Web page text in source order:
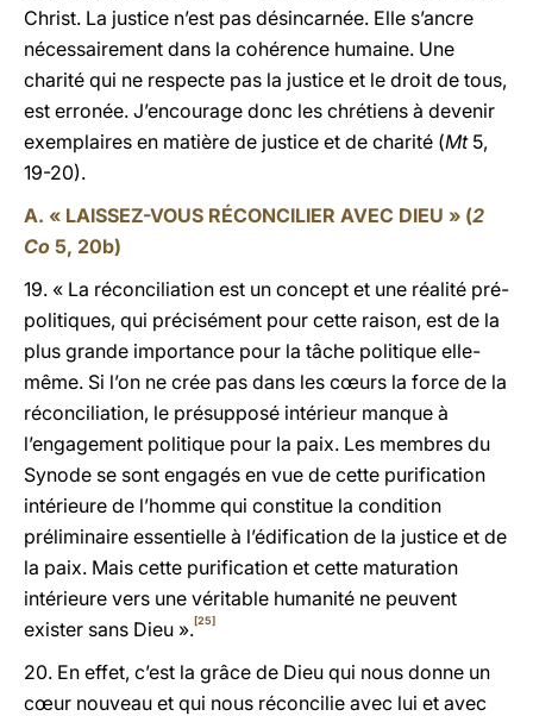
Christ. La justice n’est pas désincarnée. Elle s’ancre
nécessairement dans la cohérence humaine. Une
charité qui ne respecte pas la justice et le droit de tous,
est erronée. J’encourage donc les chrétiens à devenir
exemplaires en matière de justice et de charité (Mt5,
19-20).
A. « LAISSEZ-VOUS RÉCONCILIER AVEC DIEU » (2
Co 5, 20b)
19. « La réconciliation est un concept et une réalité pré-
politiques, qui précisément pour cette raison, est de la
plus grande importance pour la tâche politique elle-
même. Si l’on ne crée pas dans les cœurs la force de la
réconciliation, le présupposé intérieur manque à
l’engagement politique pour la paix. Les membres du
Synode se sont engagés en vue de cette purification
intérieure de l’homme qui constitue la condition
préliminaire essentielle à l’édification de la justice et de
la paix. Mais cette purification et cette maturation
intérieure vers une véritable humanité ne peuvent
exister sans Dieu ».[25]
20. En effet, c’est la grâce de Dieu qui nous donne un
cœur nouveau et qui nous réconcilie avec lui et avec